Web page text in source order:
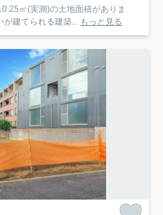
㎡(実測)の土地面積がありま
が建てられる建築... もっと見る